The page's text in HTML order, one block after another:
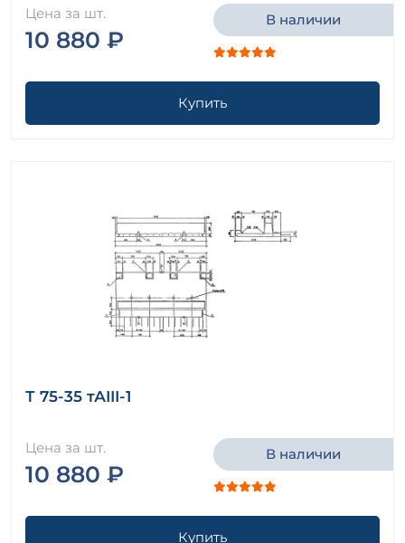
Цена за шт.
10 880 ₽
В наличии
Купить
Т 75-35 тАIII-1
Цена за шт.
10 880 ₽
В наличии
Купить